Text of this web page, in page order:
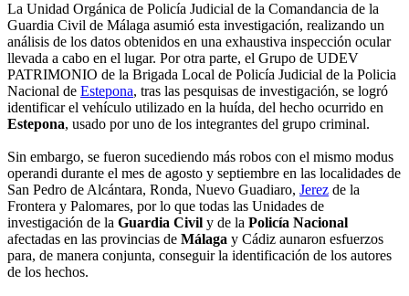
La Unidad Orgánica de Policía Judicial de la Comandancia de la
Guardia Civil de Málaga asumió esta investigación, realizando un
análisis de los datos obtenidos en una exhaustiva inspección ocular
llevada a cabo en el lugar. Por otra parte, el Grupo de UDEV
PATRIMONIO de la Brigada Local de Policía Judicial de la Policia
Nacional de Estepona, tras las pesquisas de investigación, se logró
identificar el vehículo utilizado en la huída, del hecho ocurrido en
Estepona, usado por uno de los integrantes del grupo criminal.
Sin embargo, se fueron sucediendo más robos con el mismo modus
operandi durante el mes de agosto y septiembre en las localidades de
San Pedro de Alcántara, Ronda, Nuevo Guadiaro, Jerez de la
Frontera y Palomares, por lo que todas las Unidades de
investigación de la Guardia Civil y de la Policía Nacional
afectadas en las provincias de Málaga y Cádiz aunaron esfuerzos
para, de manera conjunta, conseguir la identificación de los autores
de los hechos.